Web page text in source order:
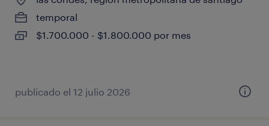
temporal
$1.700.000 - $1.800.000 por mes
publicado el 12 julio 2026